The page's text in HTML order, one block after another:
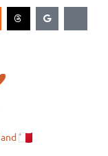
and